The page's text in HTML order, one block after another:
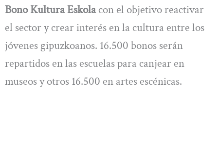
Bono Kultura Eskolacon el objetivo reactivar
el sector y crear interés en la cultura entre los
jóvenes gipuzkoanos. 16.500 bonos serán
repartidos en las escuelas para canjear en
museos y otros 16.500 en artes escénicas.